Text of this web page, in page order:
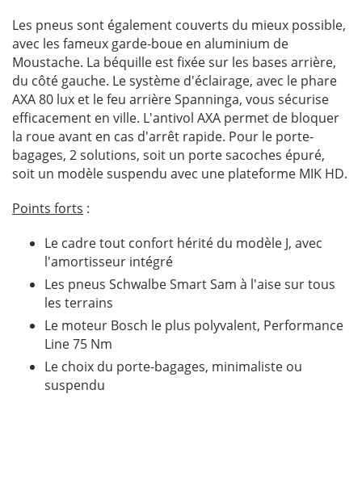
Les pneus sont également couverts du mieux possible,
avec les fameux garde-boue en aluminium de
Moustache. La béquille est fixée sur les bases arrière,
du côté gauche. Le système d'éclairage, avec le phare
AXA 80 lux et le feu arrière Spanninga, vous sécurise
efficacement en ville. L'antivol AXA permet de bloquer
la roue avant en cas d'arrêt rapide. Pour le porte-
bagages, 2 solutions, soit un porte sacoches épuré,
soit un modèle suspendu avec une plateforme MIK HD.
Points forts :
Le cadre tout confort hérité du modèle J, avec
l'amortisseur intégré
Les pneus Schwalbe Smart Sam à l'aise sur tous
les terrains
Le moteur Bosch le plus polyvalent, Performance
Line 75 Nm
Le choix du porte-bagages, minimaliste ou
suspendu